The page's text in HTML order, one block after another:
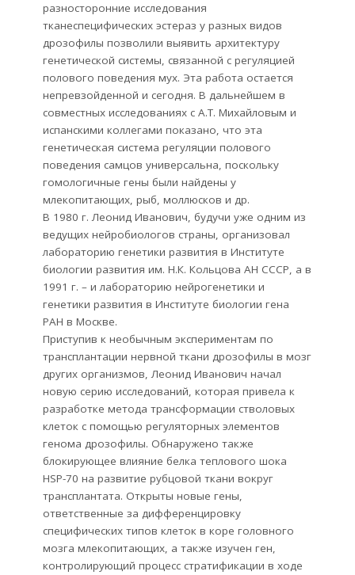
разносторонние исследования
тканеспецифических эстераз у разных видов
дрозофилы позволили выявить архитектуру
генетической системы, связанной с регуляцией
полового поведения мух. Эта работа остается
непревзойденной и сегодня. В дальнейшем в
совместных исследованиях с А.Т. Михайловым и
испанскими коллегами показано, что эта
генетическая система регуляции полового
поведения самцов универсальна, поскольку
гомологичные гены были найдены у
млекопитающих, рыб, моллюсков и др.
В 1980 г. Леонид Иванович, будучи уже одним из
ведущих нейробиологов страны, организовал
лабораторию генетики развития в Институте
биологии развития им. Н.К. Кольцова АН СССР, а в
1991 г. – и лабораторию нейрогенетики и
генетики развития в Институте биологии гена
РАН в Москве.
Приступив к необычным экспериментам по
трансплантации нервной ткани дрозофилы в мозг
других организмов, Леонид Иванович начал
новую серию исследований, которая привела к
разработке метода трансформации стволовых
клеток с помощью регуляторных элементов
генома дрозофилы. Обнаружено также
блокирующее влияние белка теплового шока
HSP-70 на развитие рубцовой ткани вокруг
трансплантата. Открыты новые гены,
ответственные за дифференцировку
специфических типов клеток в коре головного
мозга млекопитающих, а также изучен ген,
контролирующий процесс стратификации в ходе